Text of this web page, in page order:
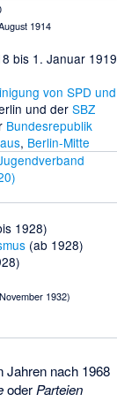
1914
bis 1. Januar 1919
von SPD und
und derSBZ
Bundesrepublik
, Berlin-Mitte
1928)
(ab 1928)
1932)
Jahren nach 1968
oder Parteien